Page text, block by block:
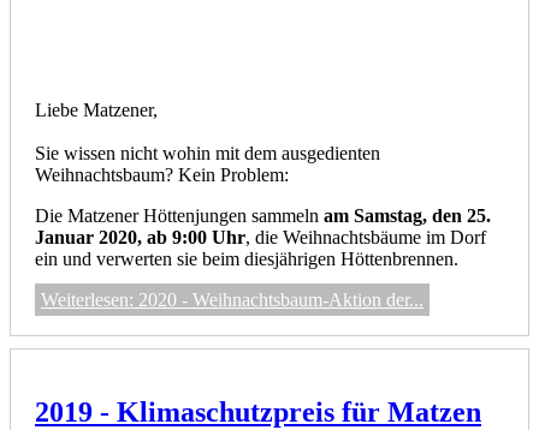
Liebe Matzener,
Sie wissen nicht wohin mit dem ausgedienten
Weihnachtsbaum? Kein Problem:
Die Matzener Höttenjungen sammeln am Samstag, den 25.
Januar 2020, ab 9:00 Uhr, die Weihnachtsbäume im Dorf
ein und verwerten sie beim diesjährigen Höttenbrennen.
Weiterlesen: 2020 - Weihnachtsbaum-Aktion der...
2019 - Klimaschutzpreis für Matzen